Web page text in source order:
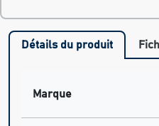
Détails du produit
Marque